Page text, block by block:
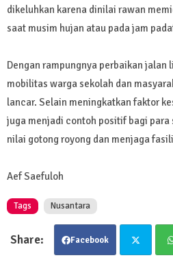
dikeluhkan karena dinilai rawan
saat musim hujan atau pada jam
Dengan rampungnya perbaikan jalan
mobilitas warga sekolah dan
lancar. Selain meningkatkan faktor
juga menjadi contoh positif bagi
nilai gotong royong dan menjaga
Aef Saefuloh
Tags Nusantara
Facebook